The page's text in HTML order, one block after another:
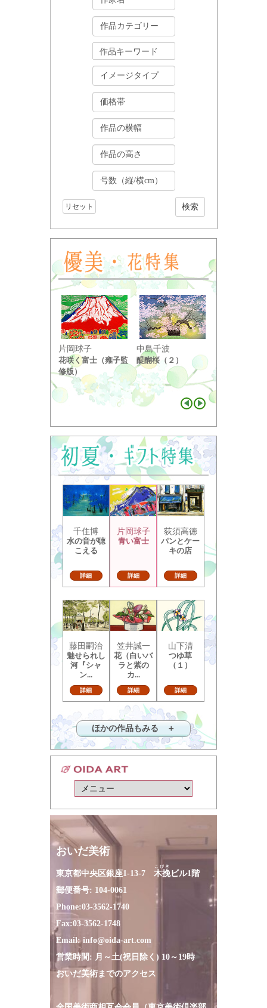
リセット
片岡球子
花咲く富士（雍子監
修版）
中島千波
醍醐桜（２）
り ...
千住博
水の音が聴
こえる
詳細
片岡球子
青い富士
詳細
荻須高徳
パンとケー
キの店
詳細
藤田嗣治
魅せられし
河『シャ
ン...
詳細
笠井誠一
花（白いバ
ラと紫の
カ...
詳細
山下清
つゆ草
（１）
詳細
ほかの作品もみる ＋
おいだ美術
東京都中央区銀座1-13-7 木挽
こびき
ビル1階
郵便番号: 104-0061
Phone:03-3562-1740
Fax:03-3562-1748
Email:info@oida-art.com
営業時間: 月～土(祝日除く) 10～19時
おいだ美術までのアクセス